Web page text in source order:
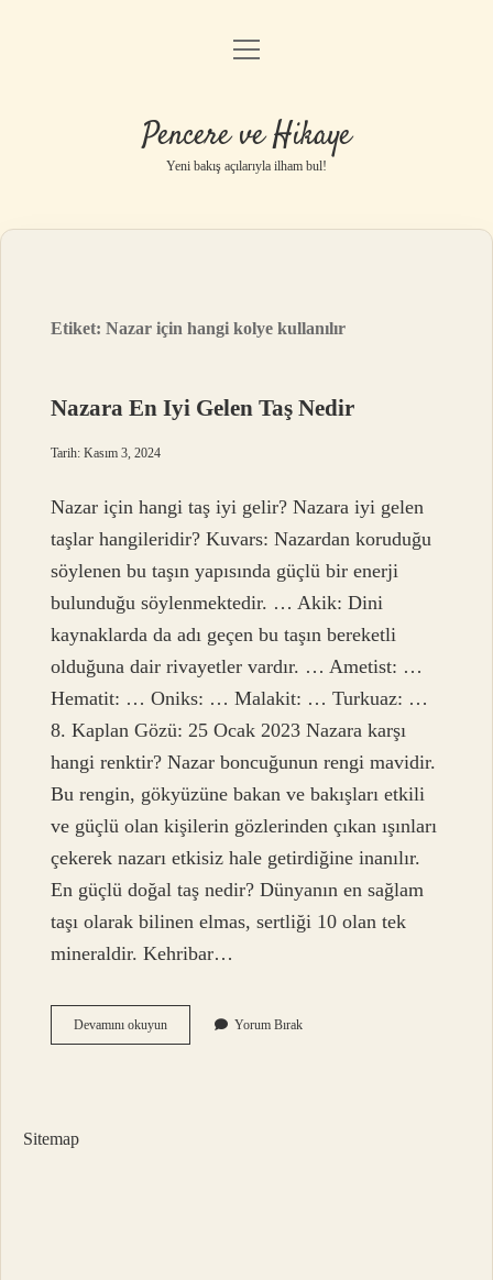
Anasayfa
Yasal Uyarı
menüyü
Pencere ve Hikaye
Yeni bakış açılarıyla ilham bul!
Etiket:Nazar için hangi kolye kullanılır
Nazara En Iyi Gelen Taş Nedir
Tarih: Kasım 3, 2024
Nazar için hangi taş iyi gelir? Nazara iyi gelen
taşlar hangileridir? Kuvars: Nazardan koruduğu
söylenen bu taşın yapısında güçlü bir enerji
bulunduğu söylenmektedir. … Akik: Dini
kaynaklarda da adı geçen bu taşın bereketli
olduğuna dair rivayetler vardır. … Ametist: …
Hematit: … Oniks: … Malakit: … Turkuaz: …
8. Kaplan Gözü: 25 Ocak 2023 Nazara karşı
hangi renktir? Nazar boncuğunun rengi mavidir.
Bu rengin, gökyüzüne bakan ve bakışları etkili
ve güçlü olan kişilerin gözlerinden çıkan ışınları
çekerek nazarı etkisiz hale getirdiğine inanılır.
En güçlü doğal taş nedir? Dünyanın en sağlam
taşı olarak bilinen elmas, sertliği 10 olan tek
mineraldir. Kehribar…
Devamını okuyunNazara
En
Yorum Bırak
Sitemap